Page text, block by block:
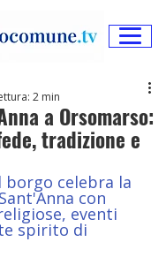
a Orsomarso:
tradizione e
2 min
borgo celebra la
con
eventi
spirito di